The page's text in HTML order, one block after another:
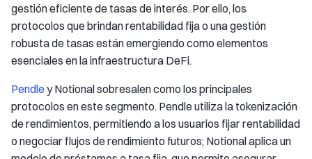
gestión eficiente de tasas de interés. Por ello, los
protocolos que brindan rentabilidad fija o una gestión
robusta de tasas están emergiendo como elementos
esenciales en la infraestructura DeFi.
Pendley Notional sobresalen como los principales
protocolos en este segmento. Pendle utiliza la tokenización
de rendimientos, permitiendo a los usuarios fijar rentabilidad
o negociar flujos de rendimiento futuros; Notional aplica un